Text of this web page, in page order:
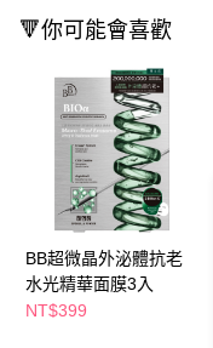
🔻你可能會喜歡
BB超微晶外泌體抗老
水光精華面膜3入
NT$399